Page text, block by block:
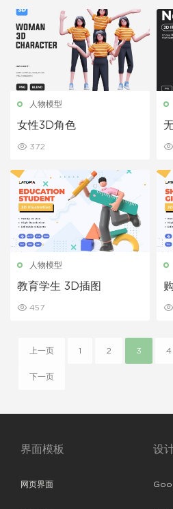
人物模型
女性3D角色
372
人物模型
教育学生 3D插图
457
上一页 1 2 3 4
下一页
界面模板
网页界面
设